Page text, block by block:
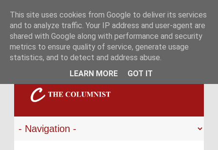
This site uses cookies from Google to deliver its services
and to analyze traffic. Your IP address and user-agent are
shared with Google along with performance and security
metrics to ensure quality of service, generate usage
statistics, and to detect and address abuse.
LEARN MORE
GOT IT